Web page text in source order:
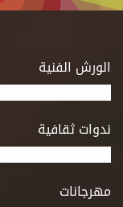
الورش الفنية
ندوات ثقافية
مهرجانات